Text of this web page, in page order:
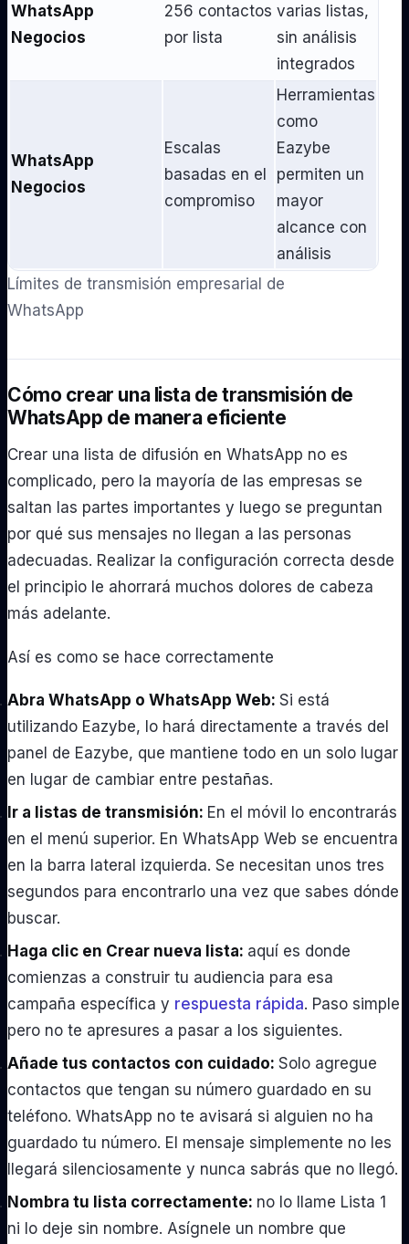
WhatsApp
Negocios
256 contactos
por lista
varias listas,
sin análisis
integrados
WhatsApp
Negocios
Escalas
basadas en el
compromiso
Herramientas
como
Eazybe
permiten un
mayor
alcance con
análisis
Límites de transmisión empresarial de
WhatsApp
Cómo crear una lista de transmisión de
WhatsApp de manera eficiente
Crear una lista de difusión en WhatsApp no ​​es
complicado, pero la mayoría de las empresas se
saltan las partes importantes y luego se preguntan
por qué sus mensajes no llegan a las personas
adecuadas. Realizar la configuración correcta desde
el principio le ahorrará muchos dolores de cabeza
más adelante.
Así es como se hace correctamente
Abra WhatsApp o WhatsApp Web: Si está
utilizando Eazybe, lo hará directamente a través del
panel de Eazybe, que mantiene todo en un solo lugar
en lugar de cambiar entre pestañas.
Ir a listas de transmisión: En el móvil lo encontrarás
en el menú superior. En WhatsApp Web se encuentra
en la barra lateral izquierda. Se necesitan unos tres
segundos para encontrarlo una vez que sabes dónde
buscar.
Haga clic en Crear nueva lista: aquí es donde
comienzas a construir tu audiencia para esa
campaña específica y respuesta rápida. Paso simple
pero no te apresures a pasar a los siguientes.
Añade tus contactos con cuidado: Solo agregue
contactos que tengan su número guardado en su
teléfono. WhatsApp no ​​te avisará si alguien no ha
guardado tu número. El mensaje simplemente no les
llegará silenciosamente y nunca sabrás que no llegó.
Nombra tu lista correctamente: no lo llame Lista 1
ni lo deje sin nombre. Asígnele un nombre que